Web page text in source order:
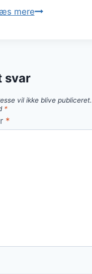
mereBlomkålsris
svar
vil ikke blive publiceret.
*
*